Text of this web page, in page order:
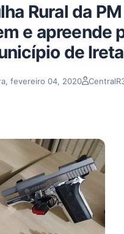
Rural da
e apreende
de
fevereiro 04, 2020